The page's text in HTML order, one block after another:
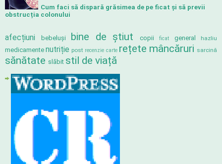
Cum faci să dispară grăsimea de pe ficat și să previi
obstrucția colonului
afecțiuni bebeluși bine de știut copii ficat general hazliu
medicamente nutriție post recenzie carte rețete mâncăruri sarcină
sănătate slăbit stil de viață